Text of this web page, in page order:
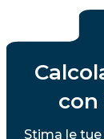
con
Stima le tue